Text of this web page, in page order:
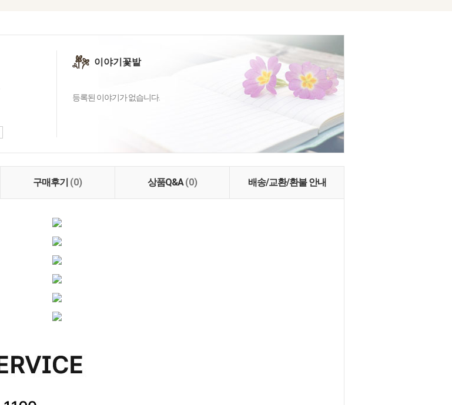
이야기꽃밭
등록된 이야기가 없습니다.
구매후기 (0) 상품Q&A(0) 배송/교환/환불 안내